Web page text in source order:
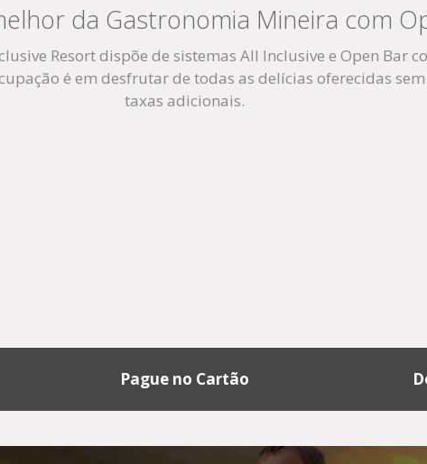
da Gastronomia Mineira com
Resort dispõe de sistemas All Inclusive e Open Bar
é em desfrutar de todas as delícias oferecidas
taxas adicionais.
Pague no Cartão